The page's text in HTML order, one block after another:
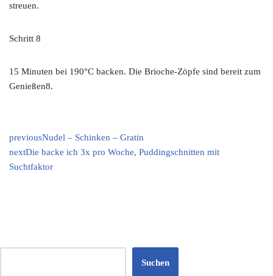
streuen.
Schritt 8
15 Minuten bei 190°C backen. Die Brioche-Zöpfe sind bereit zum
Genießen8.
previousNudel – Schinken – Gratin
nextDie backe ich 3x pro Woche, Puddingschnitten mit
Suchtfaktor
Suchen